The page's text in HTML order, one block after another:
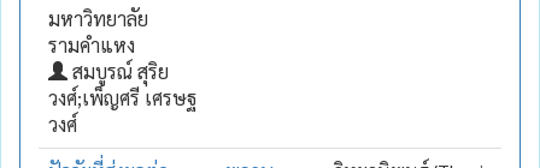
มหาวิทยาลัย
รามคำแหง
สมบูรณ์ สุริย
วงศ์;เพ็ญศรี เศรษฐ
วงศ์